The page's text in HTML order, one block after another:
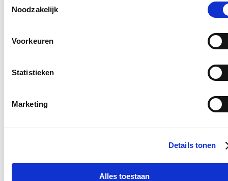
Noodzakelijk
Voorkeuren
Statistieken
Marketing
Details tonen
Alles toestaan
Plenaire vraag over de hervormingen van de
Onze brandweerlieden staan elke dag voor anderen klaar. Of het nu
gaat om een woningbrand, een verkeersongeval of een medische
interventie: zij zijn vaak als eersten ter plaatse wanneer mensen hulp
maar ook een beleid dat hen ondersteunt en versterkt.
van nabij op. Dat de regering werk wil maken van een modern
van een staking van onbepaalde duur door de brandweervakbonden
voldoende overleg en draagvlak is.